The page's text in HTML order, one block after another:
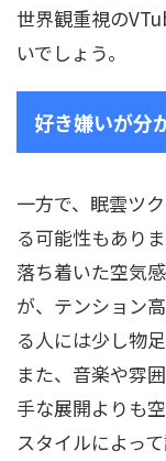
世界観重視の
いでしょう。
好き嫌いが分
一方で、眠雲ツ
る可能性もありま
落ち着いた空気
が、テンション
る人には少し物
また、音楽や雰
手な展開よりも
スタイルによっ